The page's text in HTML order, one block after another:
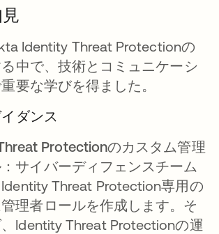
Identity Threat Protectionの
中で、技術とコミュニケーシ
要な学びを得ました。
ダンス
Protectionのカスタム管理
：サイバーディフェンスチーム
Threat Protection専用の
理者ロールを作成します。そ
Identity Threat Protectionの運